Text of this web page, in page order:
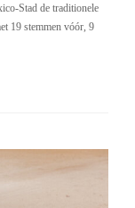
Stad de traditionele
19 stemmen vóór, 9